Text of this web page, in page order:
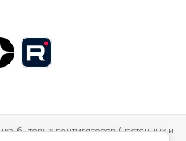
бытовых вентиляторов (настенных и